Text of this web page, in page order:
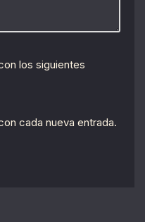
los siguientes
cada nueva entrada.